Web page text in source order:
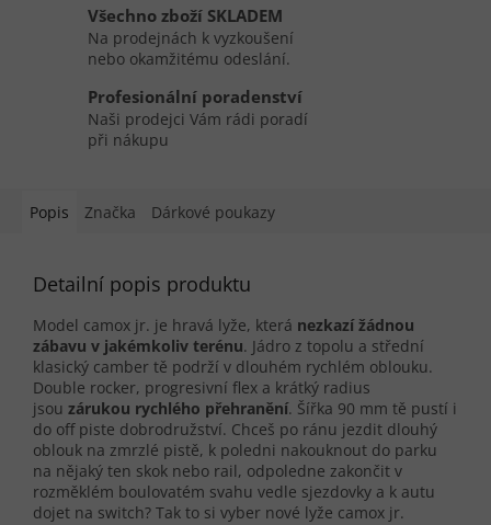
Všechno zboží SKLADEM
Na prodejnách k vyzkoušení
nebo okamžitému odeslání.
Profesionální poradenství
Naši prodejci Vám rádi poradí
při nákupu
Popis Značka Dárkové poukazy
Detailní popis produktu
Model camox jr. je hravá lyže, která nezkazí žádnou
zábavu v jakémkoliv terénu. Jádro z topolu a střední
klasický camber tě podrží v dlouhém rychlém oblouku.
Double rocker, progresivní flex a krátký radius
jsou zárukou rychlého přehranění. Šířka 90 mm tě pustí i
do off piste dobrodružství. Chceš po ránu jezdit dlouhý
oblouk na zmrzlé pistě, k poledni nakouknout do parku
na nějaký ten skok nebo rail, odpoledne zakončit v
rozměklém boulovatém svahu vedle sjezdovky a k autu
dojet na switch? Tak to si vyber nové lyže camox jr.